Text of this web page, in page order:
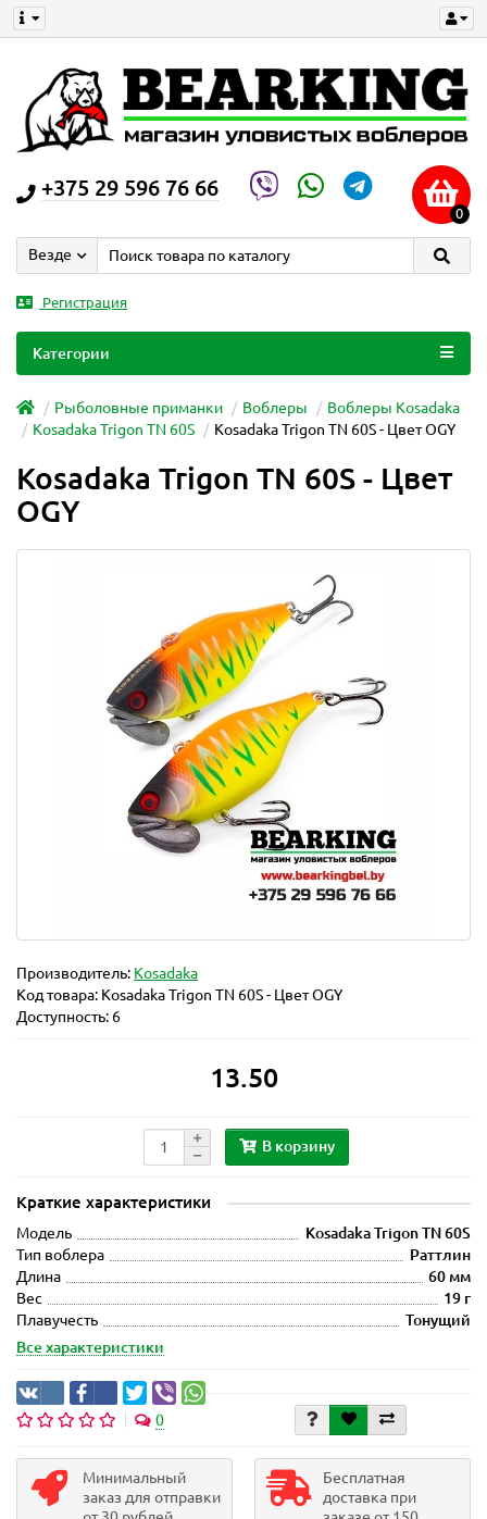
+375 29 596 76 66
0
Везде
Регистрация
Категории
Рыболовные приманки Воблеры
Воблеры Kosadaka
Kosadaka Trigon TN 60S
Kosadaka Trigon TN 60S - Цвет OGY
Kosadaka Trigon TN 60S - Цвет
OGY
Производитель: Kosadaka
Код товара: Kosadaka Trigon TN 60S - Цвет OGY
Доступность: 6
13.50
В корзину
Краткие характеристики
Модель
Kosadaka Trigon TN 60S
Тип воблера
Раттлин
Длина
60 мм
Вес
19 г
Плавучесть
Тонущий
Все характеристики
0
Минимальный
заказ для отправки
Бесплатная
доставка при